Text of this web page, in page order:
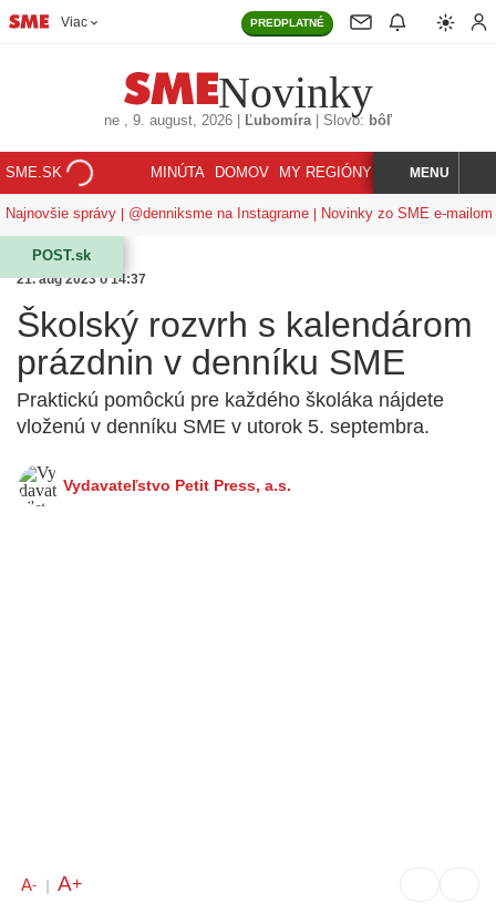
Viac PREDPLATNÉ
Novinky
ne , 9. august, 2026 Ľubomíra| Slovo: bôľ
SME.SK MINÚTA DOMOV MY REGIÓNY KORZÁR
HĽADAJMENU
Najnovšie správy @denniksme na Instagrame Novinky zo SME e-mailom
POST.sk
21. aug 2023 o 14:37
Školský rozvrh s kalendárom
prázdnin v denníku SME
Praktickú pomôckú pre každého školáka nájdete
vloženú v denníku SME v utorok 5. septembra.
Vydavateľstvo Petit Press, a.s.
A- | A+